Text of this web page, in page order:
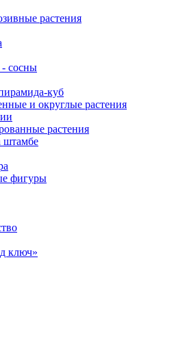
растения
сосны
куб
и округлые растения
растения
фигуры
ключ»